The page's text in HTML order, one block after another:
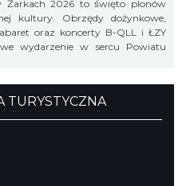
Żarkach 2026 to święto plonów
kultury. Obrzędy dożynkowe,
oraz koncerty B-QLL i ŁZY
wydarzenie w sercu Powiatu
TURYSTYCZNA